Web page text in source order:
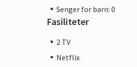
Senger for barn: 0
Fasiliteter
2 TV
Netflix